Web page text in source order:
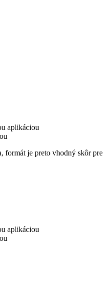
aplikáciou
je preto vhodný skôr pre
aplikáciou